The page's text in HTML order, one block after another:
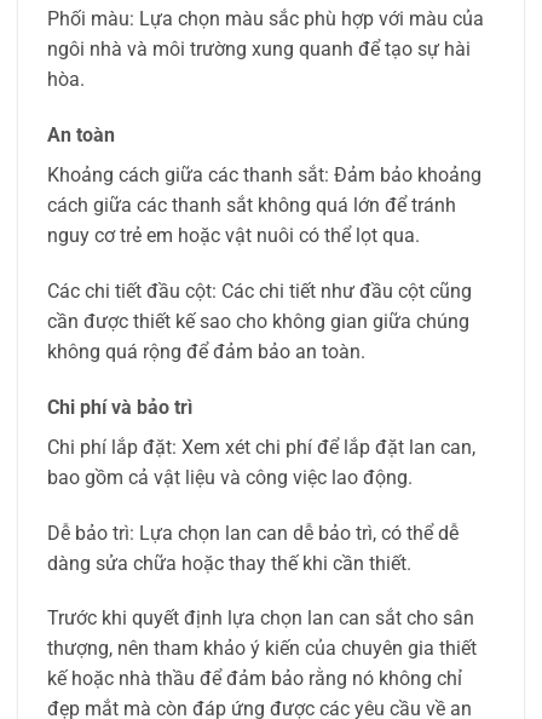
Phối màu: Lựa chọn màu sắc phù hợp với màu của
ngôi nhà và môi trường xung quanh để tạo sự hài
hòa.
An toàn
Khoảng cách giữa các thanh sắt: Đảm bảo khoảng
cách giữa các thanh sắt không quá lớn để tránh
nguy cơ trẻ em hoặc vật nuôi có thể lọt qua.
Các chi tiết đầu cột: Các chi tiết như đầu cột cũng
cần được thiết kế sao cho không gian giữa chúng
không quá rộng để đảm bảo an toàn.
Chi phí và bảo trì
Chi phí lắp đặt: Xem xét chi phí để lắp đặt lan can,
bao gồm cả vật liệu và công việc lao động.
Dễ bảo trì: Lựa chọn lan can dễ bảo trì, có thể dễ
dàng sửa chữa hoặc thay thế khi cần thiết.
Trước khi quyết định lựa chọn lan can sắt cho sân
thượng, nên tham khảo ý kiến của chuyên gia thiết
kế hoặc nhà thầu để đảm bảo rằng nó không chỉ
đẹp mắt mà còn đáp ứng được các yêu cầu về an